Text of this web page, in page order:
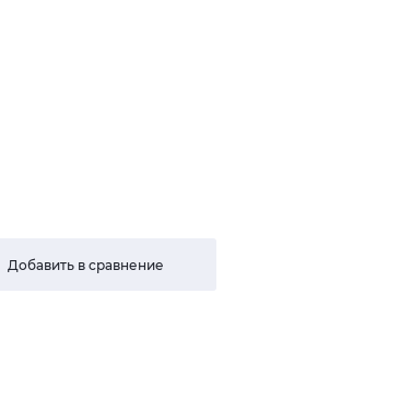
Добавить в сравнение